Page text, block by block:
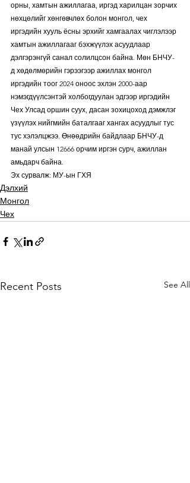
орны, хамтын ажиллагаа, иргэд харилцан зорчих
нөхцөлийг хөнгөвчлөх болон монгол, чех
иргэдийн хууль ёсны эрхийг хамгаалах чиглэлээр
хамтын ажиллагааг бэхжүүлэх асуудлаар
дэлгэрэнгүй санал солилцсон байна. Мөн БНЧУ-
д хөдөлмөрийн гэрээгээр ажиллах монгол
иргэдийн тоог 2024 оноос эхлэн 2000-аар
нэмэгдүүлсэнтэй холбогдуулан эдгээр иргэдийн
Чех Улсад оршин суух, дасан зохицоход дэмжлэг
үзүүлэх нийгмийн баталгааг хангах асуудлыг тус
тус хэлэлцжээ. Өнөөдрийн байдлаар БНЧУ-д
манай улсын 12666 орчим иргэн сурч, ажиллан
амьдарч байна.
Эх сурвалж: МУ-ын ГХЯ
Дэлхий
Монгол
Чех
Recent Posts See All